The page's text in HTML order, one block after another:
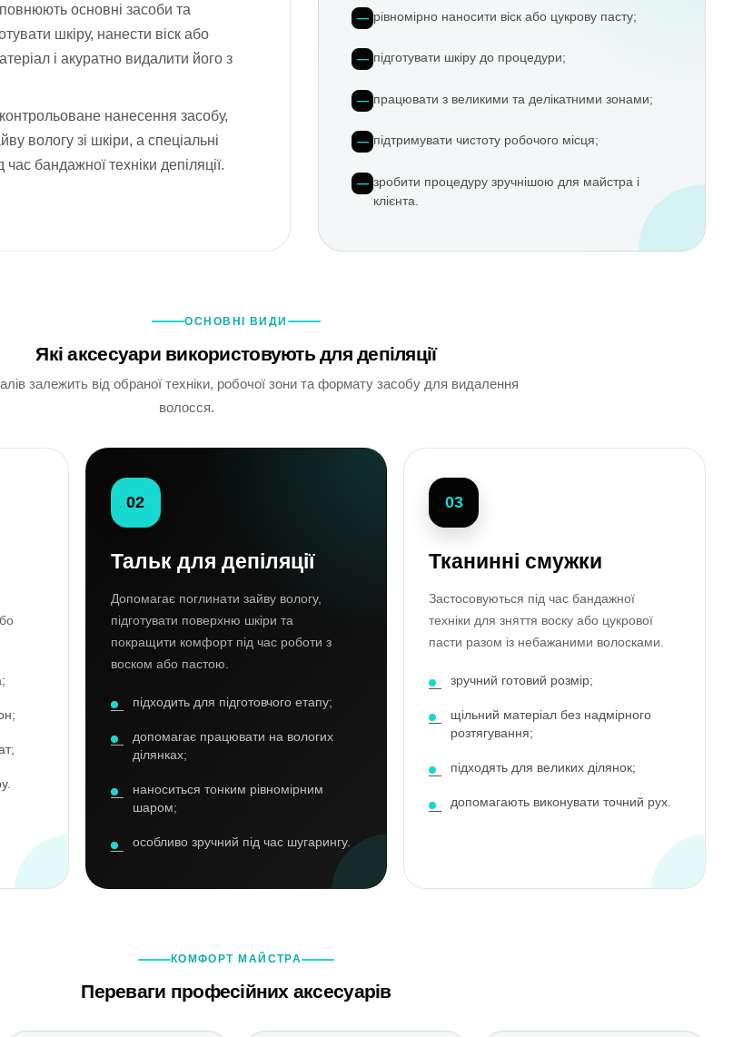
основні засоби та
шкіру, нанести віск або
і акуратно видалити його з
нанесення засобу,
вологу зі шкіри, а спеціальні
бандажної техніки депіляції.
рівномірно наносити віск або цукрову пасту;
підготувати шкіру до процедури;
працювати з великими та делікатними зонами;
підтримувати чистоту робочого місця;
зробити процедуру зручнішою для майстра і
клієнта.
ОСНОВНІ ВИДИ
Які аксесуари використовують для депіляції
залежить від обраної техніки, робочої зони та формату засобу для видалення
волосся.
02
Тальк для депіляції
Допомагає поглинати зайву вологу,
підготувати поверхню шкіри та
покращити комфорт під час роботи з
воском або пастою.
підходить для підготовчого етапу;
допомагає працювати на вологих
ділянках;
наноситься тонким рівномірним
шаром;
особливо зручний під час шугарингу.
03
Тканинні смужки
Застосовуються під час бандажної
техніки для зняття воску або цукрової
пасти разом із небажаними волосками.
зручний готовий розмір;
щільний матеріал без надмірного
розтягування;
підходять для великих ділянок;
допомагають виконувати точний рух.
КОМФОРТ МАЙСТРА
Переваги професійних аксесуарів